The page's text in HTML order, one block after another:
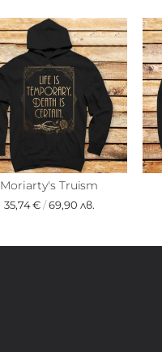
Moriarty's Truism
35,74 €/69,90 лв.